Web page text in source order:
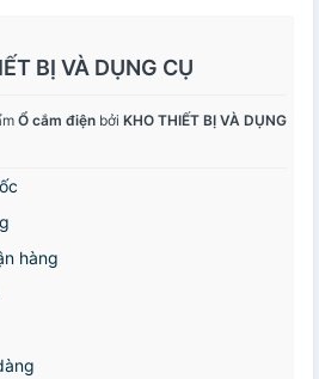
BỊ VÀ DỤNG CỤ
Ổ cắm điện bởi KHO THIẾT BỊ VÀ DỤNG
hàng